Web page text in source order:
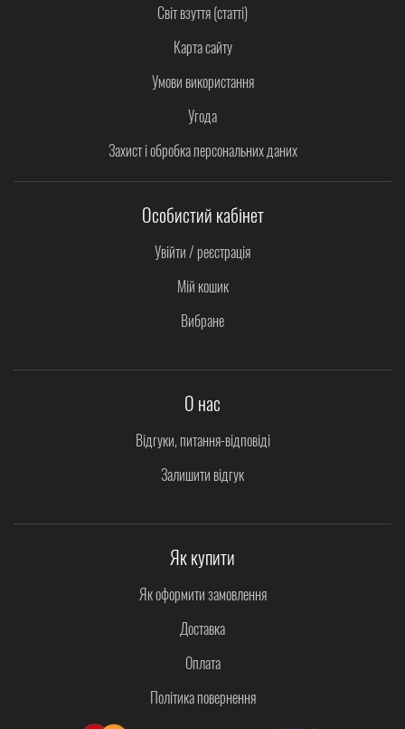
Світ взуття (статті)
Карта сайту
Умови використання
Угода
Захист і обробка персональних даних
Особистий кабінет
Увійти / реєстрація
Мій кошик
Вибране
О нас
Відгуки, питання-відповіді
Залишити відгук
Як купити
Як оформити замовлення
Доставка
Оплата
Політика повернення